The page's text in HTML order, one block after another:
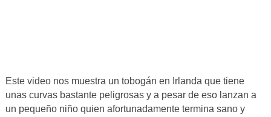
Este video nos muestra un tobogán en Irlanda que tiene
unas curvas bastante peligrosas y a pesar de eso lanzan a
un pequeño niño quien afortunadamente termina sano y